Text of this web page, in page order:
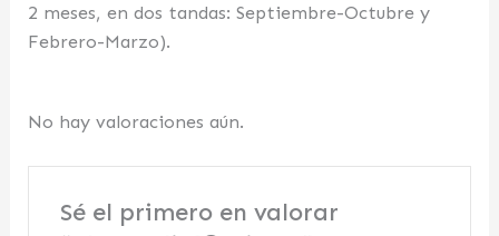
2 meses, en dos tandas: Septiembre-Octubre y
Febrero-Marzo).
No hay valoraciones aún.
Sé el primero en valorar